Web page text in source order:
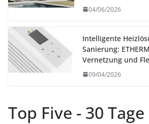
04/06/2026
Intelligente
Sanierung:
Vernetzung und
09/04/2026
Top Five - 30 Tage